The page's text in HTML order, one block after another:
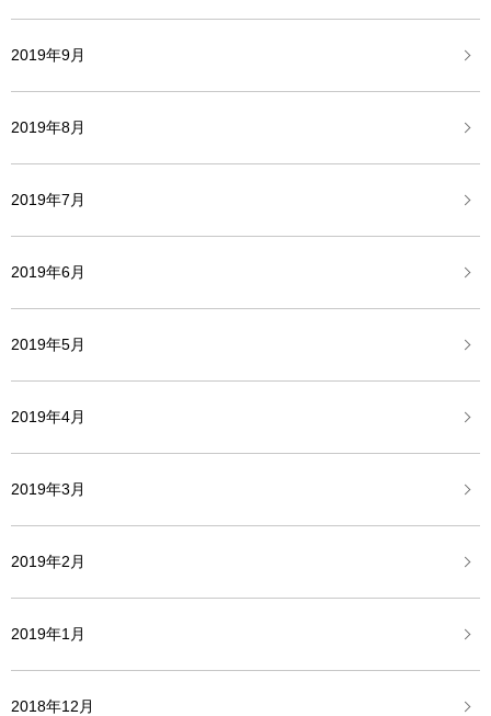
2019年9月
2019年8月
2019年7月
2019年6月
2019年5月
2019年4月
2019年3月
2019年2月
2019年1月
2018年12月